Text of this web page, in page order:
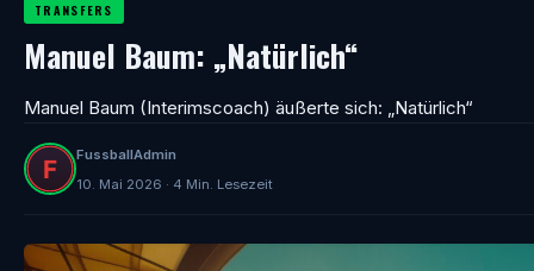
TRANSFERS
Manuel Baum: „Natürlich“
Manuel Baum (Interimscoach) äußerte sich: „Natürlich“
FussballAdmin
10. Mai 2026 · 4 Min. Lesezeit